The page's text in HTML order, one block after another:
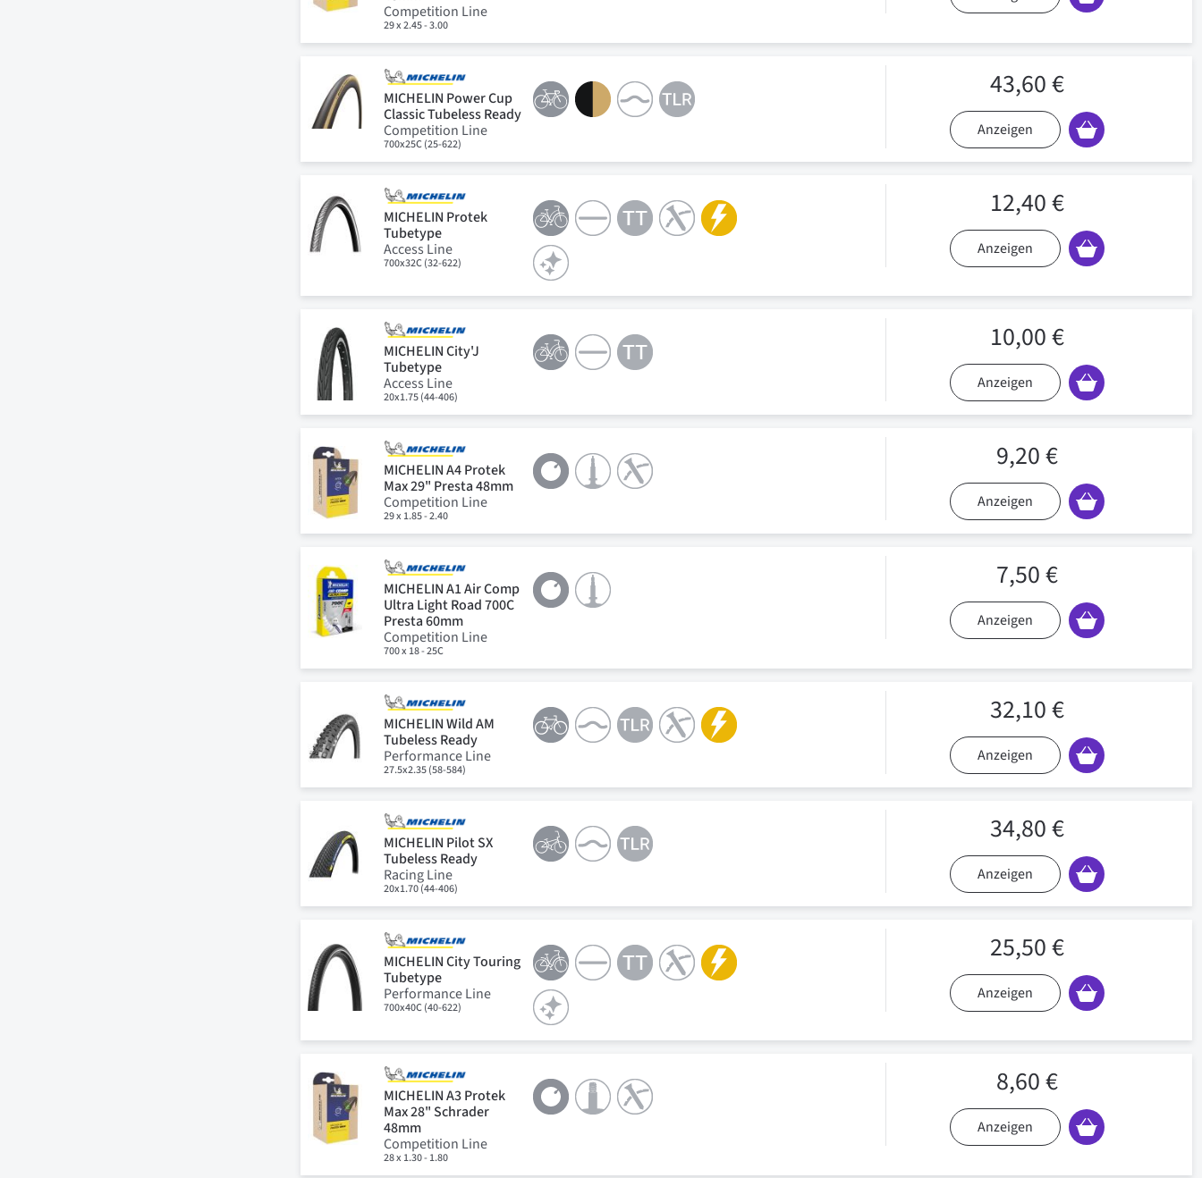
Competition Line
29 x 2.45 - 3.00
MICHELIN Power Cup
Classic Tubeless Ready
Competition Line
700x25C (25-622)
43,60 €
Anzeigen
MICHELIN Protek
Tubetype
Access Line
700x32C (32-622)
12,40 €
Anzeigen
MICHELIN City'J
Tubetype
Access Line
20x1.75 (44-406)
10,00 €
Anzeigen
MICHELIN A4 Protek
Max 29" Presta 48mm
Competition Line
29 x 1.85 - 2.40
9,20 €
Anzeigen
MICHELIN A1 Air Comp
Ultra Light Road 700C
Presta 60mm
Competition Line
700 x 18 - 25C
7,50 €
Anzeigen
MICHELIN Wild AM
Tubeless Ready
Performance Line
27.5x2.35 (58-584)
32,10 €
Anzeigen
MICHELIN Pilot SX
Tubeless Ready
Racing Line
20x1.70 (44-406)
34,80 €
Anzeigen
MICHELIN City Touring
Tubetype
Performance Line
700x40C (40-622)
25,50 €
Anzeigen
MICHELIN A3 Protek
Max 28" Schrader
48mm
Competition Line
28 x 1.30 - 1.80
8,60 €
Anzeigen